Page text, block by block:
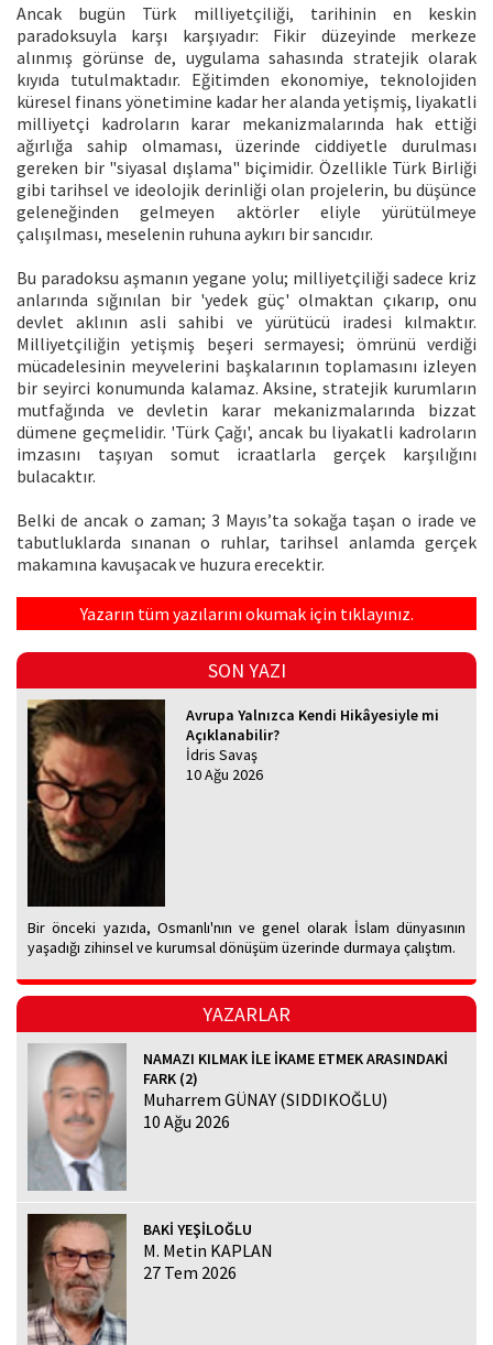
Ancak bugün Türk milliyetçiliği, tarihinin en keskin
paradoksuyla karşı karşıyadır: Fikir düzeyinde merkeze
alınmış görünse de, uygulama sahasında stratejik olarak
kıyıda tutulmaktadır. Eğitimden ekonomiye, teknolojiden
küresel finans yönetimine kadar her alanda yetişmiş, liyakatli
milliyetçi kadroların karar mekanizmalarında hak ettiği
ağırlığa sahip olmaması, üzerinde ciddiyetle durulması
gereken bir "siyasal dışlama" biçimidir. Özellikle Türk Birliği
gibi tarihsel ve ideolojik derinliği olan projelerin, bu düşünce
geleneğinden gelmeyen aktörler eliyle yürütülmeye
çalışılması, meselenin ruhuna aykırı bir sancıdır.
Bu paradoksu aşmanın yegane yolu; milliyetçiliği sadece kriz
anlarında sığınılan bir 'yedek güç' olmaktan çıkarıp, onu
devlet aklının asli sahibi ve yürütücü iradesi kılmaktır.
Milliyetçiliğin yetişmiş beşeri sermayesi; ömrünü verdiği
mücadelesinin meyvelerini başkalarının toplamasını izleyen
bir seyirci konumunda kalamaz. Aksine, stratejik kurumların
mutfağında ve devletin karar mekanizmalarında bizzat
dümene geçmelidir. 'Türk Çağı', ancak bu liyakatli kadroların
imzasını taşıyan somut icraatlarla gerçek karşılığını
bulacaktır.
Belki de ancak o zaman; 3 Mayıs’ta sokağa taşan o irade ve
tabutluklarda sınanan o ruhlar, tarihsel anlamda gerçek
makamına kavuşacak ve huzura erecektir.
Yazarın tüm yazılarını okumak için tıklayınız.
SON YAZI
Avrupa Yalnızca Kendi Hikâyesiyle mi
Açıklanabilir?
İdris Savaş
10 Ağu 2026
Bir önceki yazıda, Osmanlı'nın ve genel olarak İslam dünyasının
yaşadığı zihinsel ve kurumsal dönüşüm üzerinde durmaya çalıştım.
YAZARLAR
NAMAZI KILMAK İLE İKAME ETMEK ARASINDAKİ
FARK (2)
Muharrem GÜNAY (SIDDIKOĞLU)
10 Ağu 2026
BAKİ YEŞİLOĞLU
M. Metin KAPLAN
27 Tem 2026